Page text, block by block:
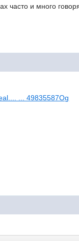
и много
... 49835587Og